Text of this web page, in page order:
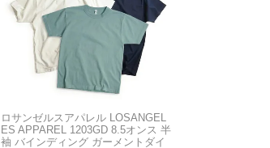
ロサンゼルスアパレル LOSANGEL
ES APPAREL 1203GD 8.5オンス 半
袖 バインディング ガーメントダイ